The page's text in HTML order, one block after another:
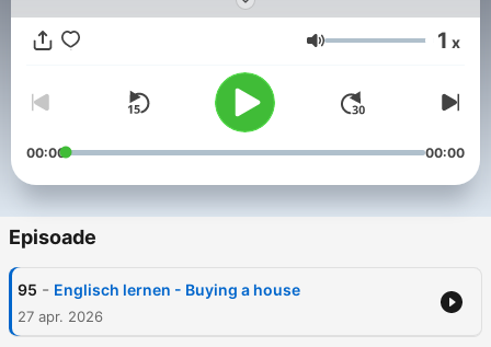
SCHRITT 3: Kontaktiere uns für ein individuelles
Englischtraining
Volum 1 x
00:00 00:00
Episoade
95 - Englisch lernen - Buying a house
27 apr. 2026